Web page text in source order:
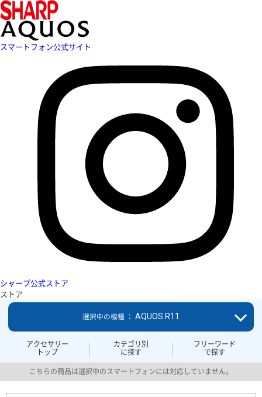
スマートフォン公式サイト
シャープ公式ストア
ストア
アクセサリー
トップ
カテゴリ別
に探す
フリーワード
で探す
選択中の機種 ： AQUOS R11
こちらの商品は選択中のスマートフォンには対応していません。